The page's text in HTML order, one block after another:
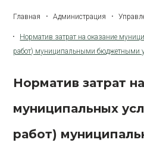
Генеральный план
Архивная
Главная Администрация
Норматив затрат на оказание
работ) муниципальными бюджетными
Норматив затрат
муниципальных
работ)